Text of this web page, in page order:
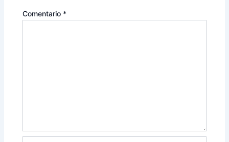
Comentario *